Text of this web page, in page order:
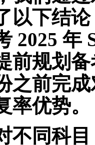
以下结论
2025 年
前规划
之前完
率优势。
不同科